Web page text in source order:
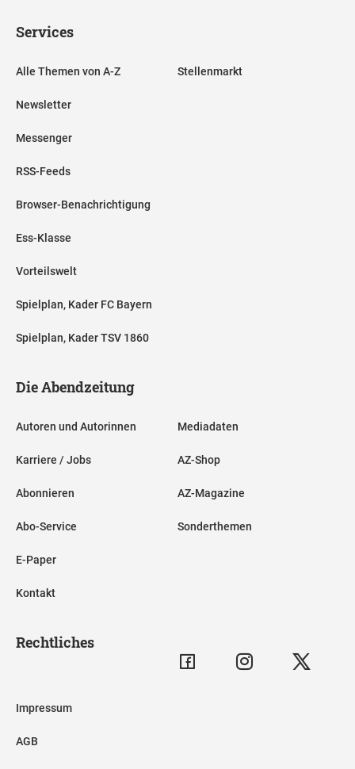
Services
Alle Themen von A-Z
Newsletter
Messenger
RSS-Feeds
Browser-Benachrichtigung
Ess-Klasse
Vorteilswelt
Spielplan, Kader FC Bayern
Spielplan, Kader TSV 1860
Stellenmarkt
Die Abendzeitung
Autoren und Autorinnen
Karriere / Jobs
Abonnieren
Abo-Service
E-Paper
Kontakt
Mediadaten
AZ-Shop
AZ-Magazine
Sonderthemen
Rechtliches
Impressum
AGB